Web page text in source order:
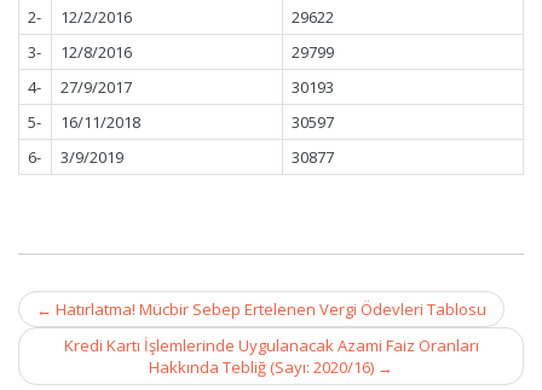
2-
12/2/2016
29622
3-
12/8/2016
29799
4-
27/9/2017
30193
5-
16/11/2018
30597
6-
3/9/2019 30877
Post
navigation
← Hatırlatma! Mücbir Sebep Ertelenen Vergi Ödevleri Tablosu
Kredi Kartı İşlemlerinde Uygulanacak Azami Faiz Oranları
Hakkında Tebliğ (Sayı: 2020/16) →